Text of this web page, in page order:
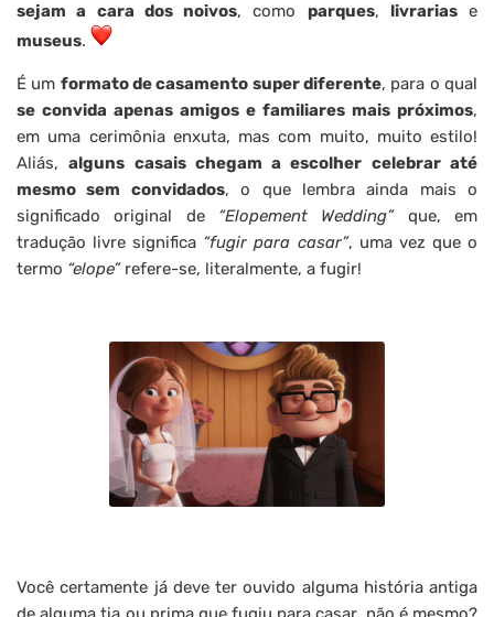
sejam a cara dos noivos, como parques, livrariase
museus.
É um formato de casamento super diferente, para o qual
se convida apenas amigos e familiares mais próximos,
em uma cerimônia enxuta, mas com muito, muito estilo!
Aliás,alguns casais chegam a escolher celebrar até
mesmo sem convidados, o que lembra ainda mais o
significado original de “Elopement Wedding”que, em
tradução livre significa “fugir para casar”, uma vez que o
termo “elope”refere-se, literalmente, a fugir!
Você certamente já deve ter ouvido alguma história antiga